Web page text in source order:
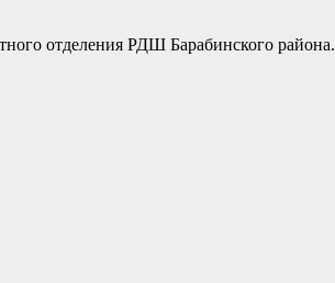
отделения РДШ Барабинского района.